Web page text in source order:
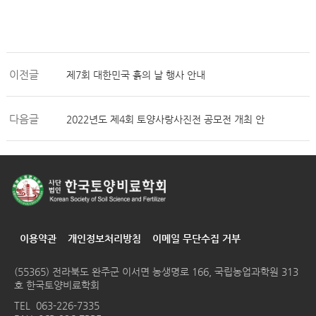
이전글 제7회 대한민국 흙의 날 행사 안내
다음글 2022년도 제4회 토양사랑사진전 공모전 개최 안
이용약관 개인정보처리방침 이메일 무단수집 거부
(55365) 전라북도 완주군 이서면 농생명로 166, 국립농업과학원 313
호 한국토양비료학회
TEL 063-226-7335